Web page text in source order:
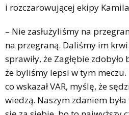
i rozczarowującej ekipy
– Nie zasłużyliśmy na
na przegraną. Daliśmy im krwi
sprawiły, że Zagłębie
że byliśmy lepsi w tym
co wskazał VAR, myślę, że
wiedzą. Naszym zdaniem